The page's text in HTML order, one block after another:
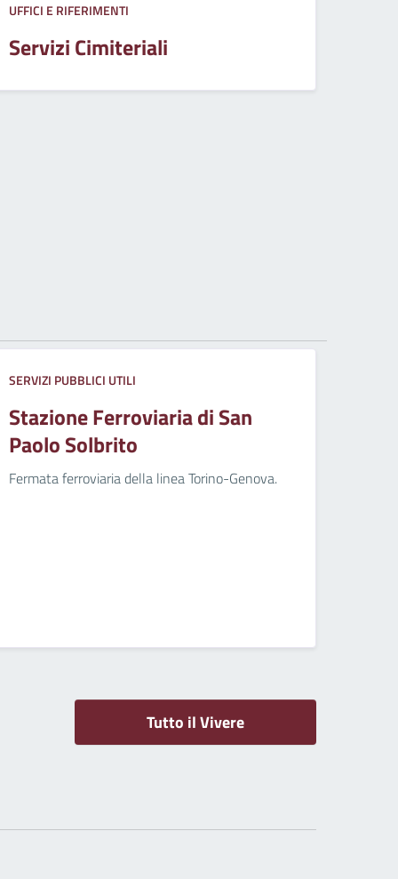
UFFICI E RIFERIMENTI
Servizi Cimiteriali
SERVIZI PUBBLICI UTILI
Stazione Ferroviaria di San
Paolo Solbrito
Fermata ferroviaria della linea Torino-Genova.
Tutto il Vivere